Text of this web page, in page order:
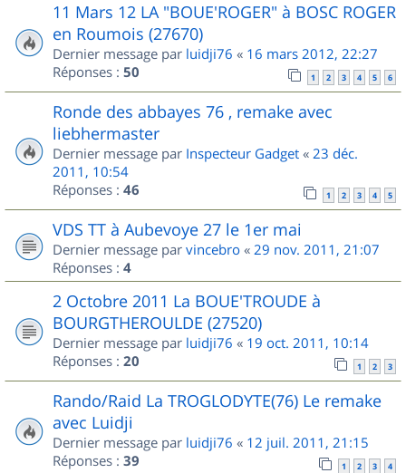
11 Mars 12 LA "BOUE'ROGER" à BOSC ROGER
en Roumois (27670)
Dernier message par luidji76 « 16 mars 2012, 22:27
Réponses : 50 1 2 3 4 5 6
Ronde des abbayes 76 , remake avec
liebhermaster
Dernier message par Inspecteur Gadget « 23 déc.
2011, 10:54
Réponses : 46 1 2 3 4 5
VDS TT à Aubevoye 27 le 1er mai
Dernier message par vincebro « 29 nov. 2011, 21:07
Réponses : 4
2 Octobre 2011 La BOUE'TROUDE à
BOURGTHEROULDE (27520)
Dernier message par luidji76 « 19 oct. 2011, 10:14
Réponses : 20 1 2 3
Rando/Raid La TROGLODYTE(76) Le remake
avec Luidji
Dernier message par luidji76 « 12 juil. 2011, 21:15
Réponses : 39 1 2 3 4